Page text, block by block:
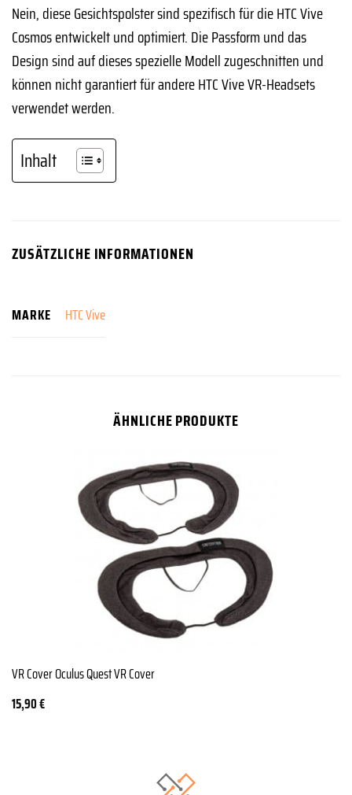
Nein, diese Gesichtspolster sind spezifisch für die HTC Vive
Cosmos entwickelt und optimiert. Die Passform und das
Design sind auf dieses spezielle Modell zugeschnitten und
können nicht garantiert für andere HTC Vive VR-Headsets
verwendet werden.
Inhalt
ZUSÄTZLICHE INFORMATIONEN
MARKE HTC Vive
ÄHNLICHE PRODUKTE
VR Cover Oculus Quest VR Cover
15,90€